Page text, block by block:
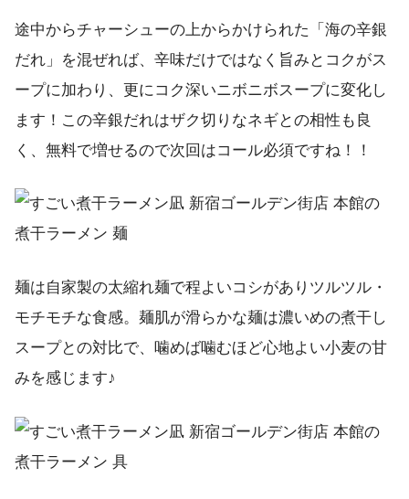
途中からチャーシューの上からかけられた「海の辛銀
だれ」を混ぜれば、辛味だけではなく旨みとコクがス
ープに加わり、更にコク深いニボニボスープに変化し
ます！この辛銀だれはザク切りなネギとの相性も良
く、無料で増せるので次回はコール必須ですね！！
麺は自家製の太縮れ麺で程よいコシがありツルツル・
モチモチな食感。麺肌が滑らかな麺は濃いめの煮干し
スープとの対比で、噛めば噛むほど心地よい小麦の甘
みを感じます♪